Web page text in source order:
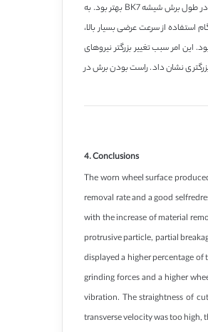
باعث گردید چرخ الماسه نازک سایش و نسبت سنگزنی بالایی داشته باشد. نیروهای سنگزنی تولید شده در سرعت عرضی پائین تر تغییر کمی با افزایش سطح حذف مواد نشان دهند. راستی یا راست بودن برش در طول برش شیشه BK7 بهتر بود. به
از سرعت عرضی بسیار بالا،
امر سبب تغییر بزرگتر نیروهای
نشان داد. راست بودن برش در
4. Conclusions
The worn wheel surface
removal rate and a good
with the increase of material
protrusive particle, partial
displayed a higher percentage
grinding forces and a higher
vibration. The straightness of
transverse velocity was too